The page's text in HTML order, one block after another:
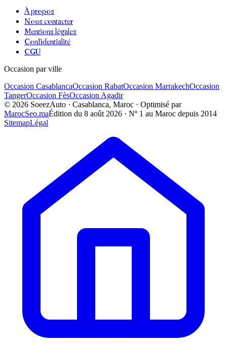
À propos
Nous contacter
Mentions légales
Confidentialité
CGU
Occasion par ville
Occasion CasablancaOccasion RabatOccasion MarrakechOccasion
TangerOccasion FèsOccasion Agadir
© 2026 SoeezAuto · Casablanca, Maroc · Optimisé par
MarocSeo.maÉdition du 8 août 2026 · Nº 1 au Maroc depuis 2014
SitemapLégal